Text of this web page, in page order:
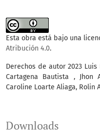
Esta obra está bajo una
Atribución 4.0.
Derechos de autor 2023
Cartagena Bautista , Jhon
Caroline Loarte Aliaga, Rolin
Downloads